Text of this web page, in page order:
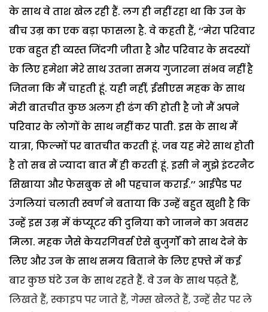
के साथ वे ताश खेल रही हैं. लग ही नहीं रहा था कि उन के
बीच उम्र का एक बड़ा फासला है. वे कहती हैं, ‘‘मेरा परिवार
एक बहुत ही व्यस्त जिंदगी जीता है और परिवार के सदस्यों
के लिए हमेशा मेरे साथ उतना समय गुजारना संभव नहीं है
जितना कि मैं चाहती हूं. यही नहीं, ईसीएस महक के साथ
मेरी बातचीत कुछ अलग ही ढंग की होती है जो मैं अपने
परिवार के लोगों के साथ नहीं कर पाती. इस के साथ मैं
यात्रा, फिल्मों पर बातचीत करती हूं. जब यह मेरे साथ होती
है तो सब से ज्यादा बात मैं ही करती हूं. इसी ने मुझे इंटरनैट
सिखाया और फेसबुक से भी पहचान कराई.’’ आईपैड पर
उंगलियां चलाती स्वर्ण ने बताया कि उन्हें बहुत खुशी है कि
उन्हें इस उम्र में कंप्यूटर की दुनिया को जानने का अवसर
मिला. महक जैसे केयरगिवर्स ऐसे बुजुर्गों को साथ देने के
लिए और उन के साथ समय बिताने के लिए हफ्ते में कई
बार कुछ घंटे उन के साथ रहते हैं. वे उन के साथ पढ़ते हैं,
लिखते हैं, स्काइप पर जाते हैं, गेम्स खेलते हैं, उन्हें सैर पर ले